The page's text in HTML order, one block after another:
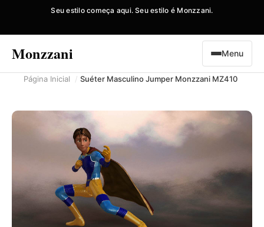
Seu estilo começa aqui. Seu estilo é Monzzani.
Monzzani Menu
Página Inicial Suéter Masculino Jumper Monzzani MZ410